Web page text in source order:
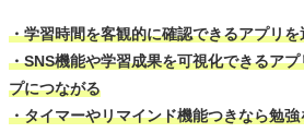
・学習時間を客観的に確認できるアプリを
・SNS機能や学習成果を可視化できるア
プにつながる
・タイマーやリマインド機能つきなら勉